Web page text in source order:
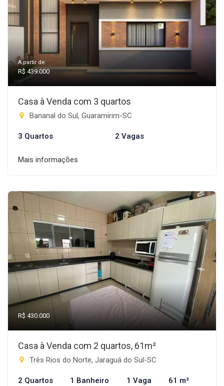
A partir de:
R$ 439.000
Casa à Venda com 3 quartos
Bananal do Sul, Guaramirim-SC
3 Quartos 2 Vagas
Mais informações
R$ 430.000
Casa à Venda com 2 quartos, 61m²
Três Rios do Norte, Jaraguá do Sul-SC
2 Quartos 1 Banheiro 1 Vaga 61 m²